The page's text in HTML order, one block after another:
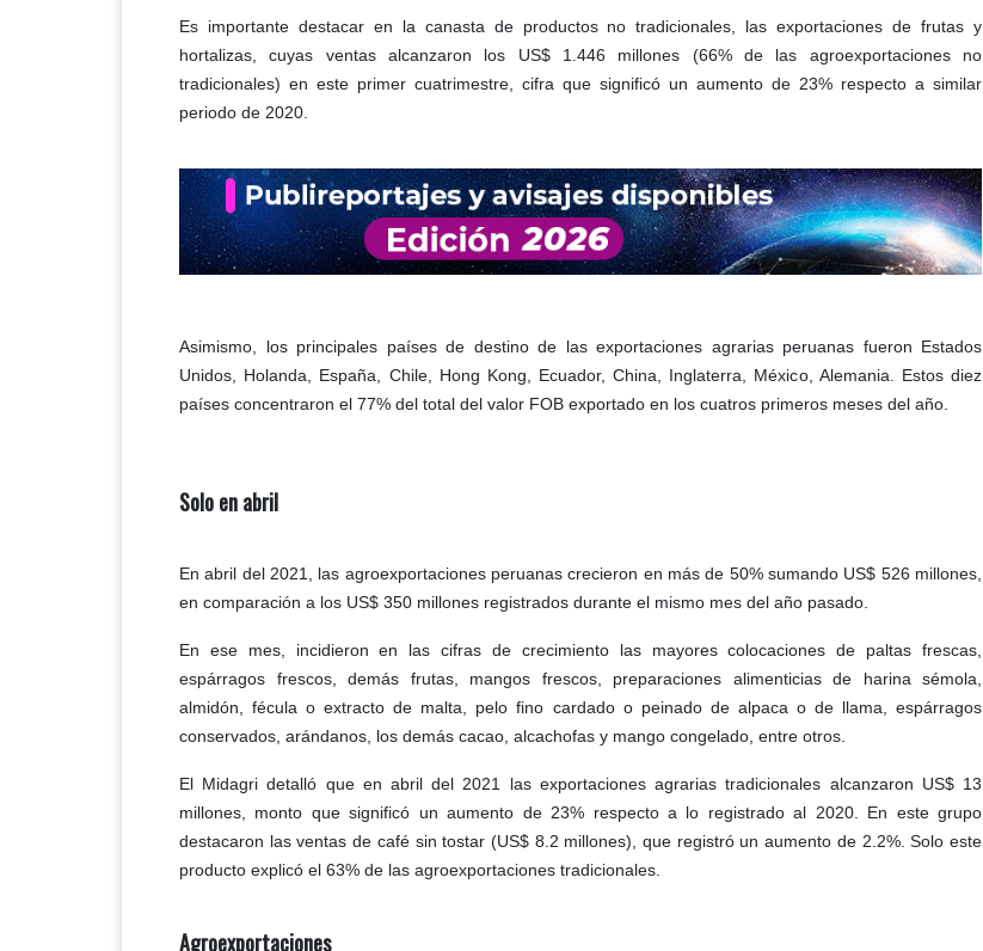
Es importante destacar en la canasta de productos no tradicionales, las exportaciones de frutas y
hortalizas, cuyas ventas alcanzaron los US$ 1.446 millones (66% de las agroexportaciones no
tradicionales) en este primer cuatrimestre, cifra que significó un aumento de 23% respecto a similar
periodo de 2020.
Asimismo, los principales países de destino de las exportaciones agrarias peruanas fueron Estados
Unidos, Holanda, España, Chile, Hong Kong, Ecuador, China, Inglaterra, México, Alemania. Estos diez
países concentraron el 77% del total del valor FOB exportado en los cuatros primeros meses del año.
Solo en abril
En abril del 2021, las agroexportaciones peruanas crecieron en más de 50% sumando US$ 526 millones,
en comparación a los US$ 350 millones registrados durante el mismo mes del año pasado.
En ese mes, incidieron en las cifras de crecimiento las mayores colocaciones de paltas frescas,
espárragos frescos, demás frutas, mangos frescos, preparaciones alimenticias de harina sémola,
almidón, fécula o extracto de malta, pelo fino cardado o peinado de alpaca o de llama, espárragos
conservados, arándanos, los demás cacao, alcachofas y mango congelado, entre otros.
El Midagri detalló que en abril del 2021 las exportaciones agrarias tradicionales alcanzaron US$ 13
millones, monto que significó un aumento de 23% respecto a lo registrado al 2020. En este grupo
destacaron las ventas de café sin tostar (US$ 8.2 millones), que registró un aumento de 2.2%. Solo este
producto explicó el 63% de las agroexportaciones tradicionales.
Agroexportaciones